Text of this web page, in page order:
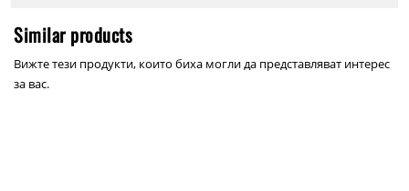
Similar products
Вижте тези продукти, които биха могли да представляват интерес
за вас.